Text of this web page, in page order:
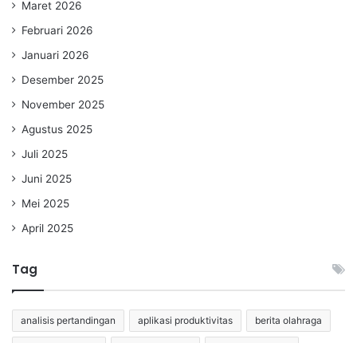
Maret 2026
Februari 2026
Januari 2026
Desember 2025
November 2025
Agustus 2025
Juli 2025
Juni 2025
Mei 2025
April 2025
Tag
analisis pertandingan aplikasi produktivitas berita olahraga